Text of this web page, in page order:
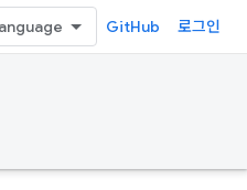
GitHub 로그인